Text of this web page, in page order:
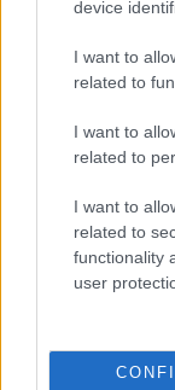
device
I want to
related to
I want to
related to
I want to
related to
functionality
user
Nem bírom,
versenyző
előtérbe és a
Nagyon sok
szavazzunk
Ja, ennyi